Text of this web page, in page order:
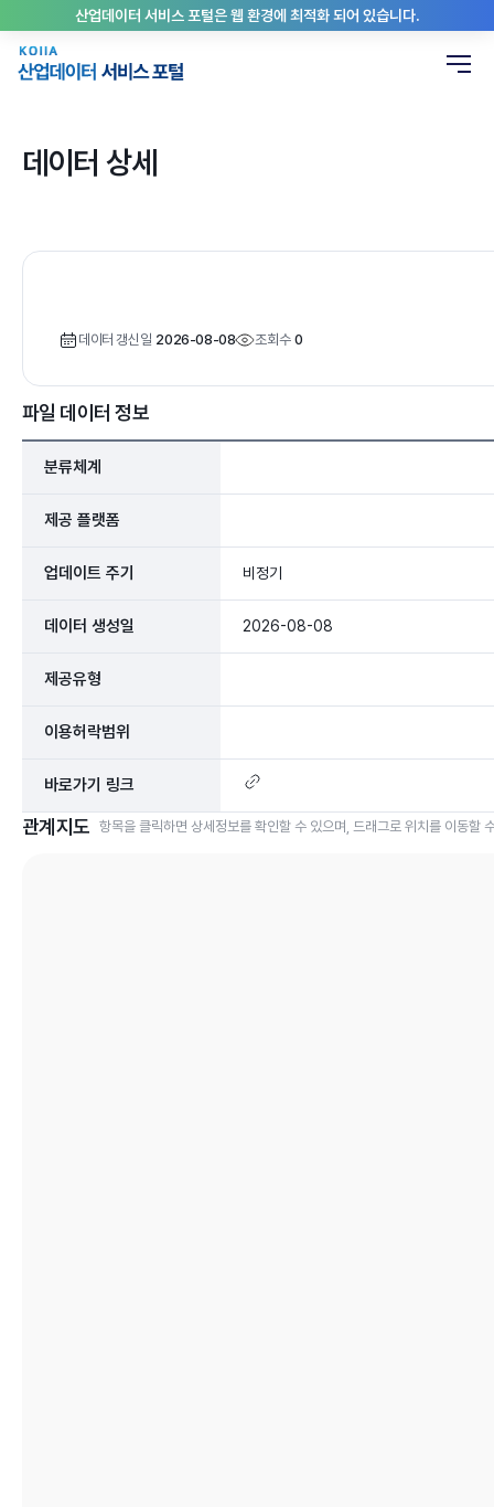
산업데이터 서비스 포털은 웹 환경에 최적화 되어 있습니다.
데이터 상세
데이터 갱신일 2026-08-08 조회수 0
파일 데이터 정보
분류체계
제공 플랫폼
업데이트 주기 비정기
데이터 생성일 2026-08-08
제공유형
이용허락범위
바로가기 링크
관계지도 항목을 클릭하면 상세정보를 확인할 수 있으며, 드래그로 위치를 이동할